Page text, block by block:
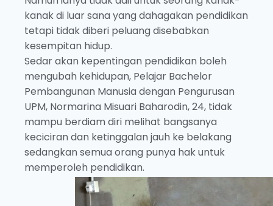
kanak di luar sana yang dahagakan pendidikan
tetapi tidak diberi peluang disebabkan
kesempitan hidup.
Sedar akan kepentingan pendidikan boleh
mengubah kehidupan, Pelajar Bachelor
Pembangunan Manusia dengan Pengurusan
UPM, Normarina Misuari Baharodin, 24, tidak
mampu berdiam diri melihat bangsanya
keciciran dan ketinggalan jauh ke belakang
sedangkan semua orang punya hak untuk
memperoleh pendidikan.